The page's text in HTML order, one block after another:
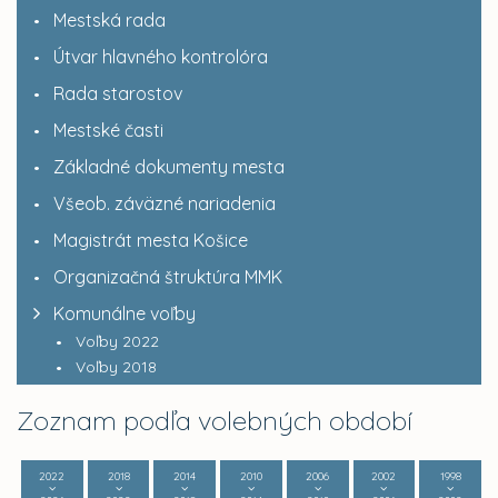
Mestská rada
Útvar hlavného kontrolóra
Rada starostov
Mestské časti
Základné dokumenty mesta
Všeob. záväzné nariadenia
Magistrát mesta Košice
Organizačná štruktúra MMK
Komunálne voľby
Voľby 2022
Voľby 2018
Zoznam podľa volebných období
2022
2018
2014
2010
2006
2002
1998